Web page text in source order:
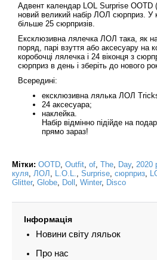
Адвент календар LOL Surprise OOTD
новий великий набір ЛОЛ сюрприз. У
більше 25 сюрпризів.
Ексклюзивна лялечка ЛОЛ така, як
поряд, парі взуття або аксесуару на
коробочці лялечка і 24 віконця з
сюрприз в день і зберіть до нового
Всередині:
ексклюзивна лялька ЛОЛ
24 аксесуара;
наклейка.
Набір відмінно підійде на
прямо зараз!
Мітки: OOTD Outfit of The Day, 2020
куля ЛОЛ L.O.L. Surprise сюрприз
Glitter, Globe Doll Winter, Disco
Інформація
Новини світу ляльок
Про нас